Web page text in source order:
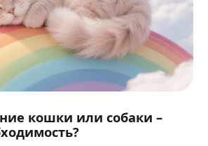
кошки или собаки –